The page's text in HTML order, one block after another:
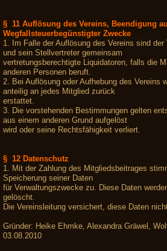
§ 11 Auflösung des Vereins, Beendigung
Wegfallsteuerbegünstigter Zwecke
1. Im Falle der Auflösung des Vereins sind
und sein Stellvertreter gemeinsam
vertretungsberechtigte Liquidatoren, falls die
anderen Personen beruft.
2. Bei Auflösung oder Aufhebung des Vereins
anteilig an jedes Mitglied zurück
erstattet.
3. Die vorstehenden Bestimmungen gelten
aus einem anderen Grund aufgelöst
wird oder seine Rechtsfähigkeit verliert.
§ 12 Datenschutz
1. Mit der Zahlung des Mitgliedsbeitrages
Speicherung seiner Daten
für Verwaltungszwecke zu. Diese Daten
gelöscht.
Die Vereinsleitung versichert, diese Daten
Gründer: Heike Ehmke, Alexandra Gräwel,
03.08.2010